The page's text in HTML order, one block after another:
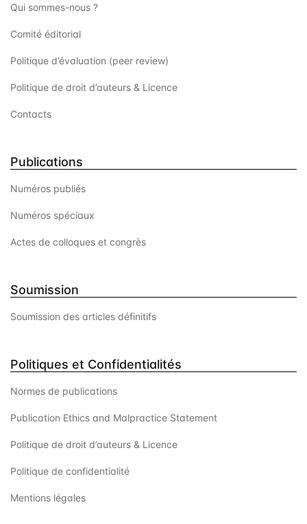
Qui sommes-nous ?
Comité éditorial
Politique d’évaluation (peer review)
Politique de droit d’auteurs & Licence
Contacts
Publications
Numéros publiés
Numéros spéciaux
Actes de colloques et congrès
Soumission
Soumission des articles définitifs
Politiques et Confidentialités
Normes de publications
Publication Ethics and Malpractice Statement
Politique de droit d’auteurs & Licence
Politique de confidentialité
Mentions légales